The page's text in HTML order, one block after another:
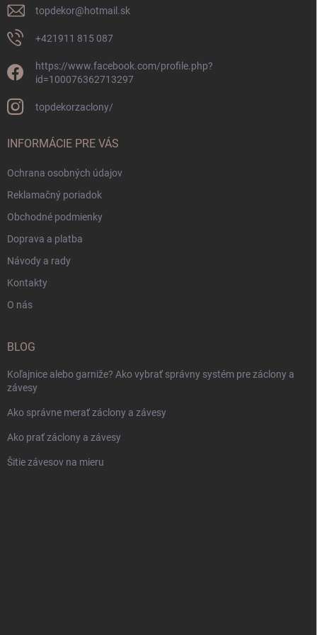
topdekor@hotmail.sk
+421911 815 087
https://www.facebook.com/profile.php?
id=100076362713297
topdekorzaclony/
INFORMÁCIE PRE VÁS
Ochrana osobných údajov
Reklamačný poriadok
Obchodné podmienky
Doprava a platba
Návody a rady
Kontakty
O nás
BLOG
Koľajnice alebo garniže? Ako vybrať správny systém pre záclony a
závesy
Ako správne merať záclony a závesy
Ako prať záclony a závesy
Šitie závesov na mieru